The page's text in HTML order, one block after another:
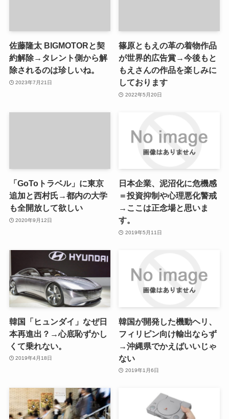
佐藤隆太 BIGMOTORと契
約解除→タレント側から解
除されるのは珍しいね。
2023年7月21日
篠原ともえの革の着物作品
が世界的広告賞→今後もと
もえさんの作品を楽しみに
しております
2022年5月20日
「GoToトラベル」に東京
追加と西村氏→都内の大学
も全開放して欲しい
2020年9月12日
日本企業、泥沼化に危機感
＝投資抑制や心理悪化警戒
→ここは正念場と思いま
す。
2019年5月11日
韓国「ヒュンダイ」なぜ日
本再進出？→心底恥ずかし
くて乗れない。
2019年4月18日
韓国が開発した機動ヘリ、
フィリピン向け輸出ならず
→沖縄県でかえばいいじゃ
ない
2019年1月6日